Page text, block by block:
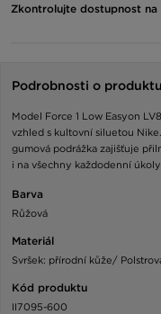
Zkontrolujte dostupnost na
Podrobnosti o produktu
Model Force 1 Low Easyon
vzhled s kultovní siluetou
gumová podrážka zajišťuje
i na všechny každodenní
Barva
Růžová
Materiál
Svršek: přírodní kůže/
Kód produktu
II7095-600